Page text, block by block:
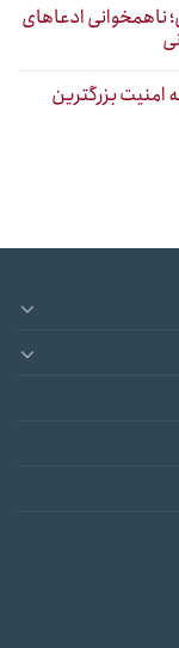
ناهمخوانی ادعاهای
امنیت بزرگترین